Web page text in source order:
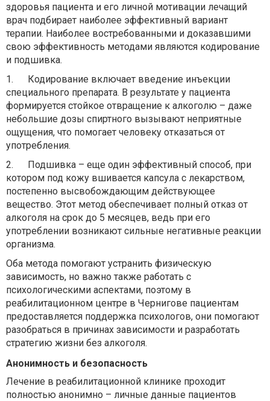
здоровья пациента и его личной мотивации лечащий
врач подбирает наиболее эффективный вариант
терапии. Наиболее востребованными и доказавшими
свою эффективность методами являются кодирование
и подшивка.
1.
Кодирование включает введение инъекции
специального препарата. В результате у пациента
формируется стойкое отвращение к алкоголю – даже
небольшие дозы спиртного вызывают неприятные
ощущения, что помогает человеку отказаться от
употребления.
2.
Подшивка – еще один эффективный способ, при
котором под кожу вшивается капсула с лекарством,
постепенно высвобождающим действующее
вещество. Этот метод обеспечивает полный отказ от
алкоголя на срок до 5 месяцев, ведь при его
употреблении возникают сильные негативные реакции
организма.
Оба метода помогают устранить физическую
зависимость, но важно также работать с
психологическими аспектами, поэтому в
реабилитационном центре в Чернигове пациентам
предоставляется поддержка психологов, они помогают
разобраться в причинах зависимости и разработать
стратегию жизни без алкоголя.
Анонимность и безопасность
Лечение в реабилитационной клинике проходит
полностью анонимно – личные данные пациентов